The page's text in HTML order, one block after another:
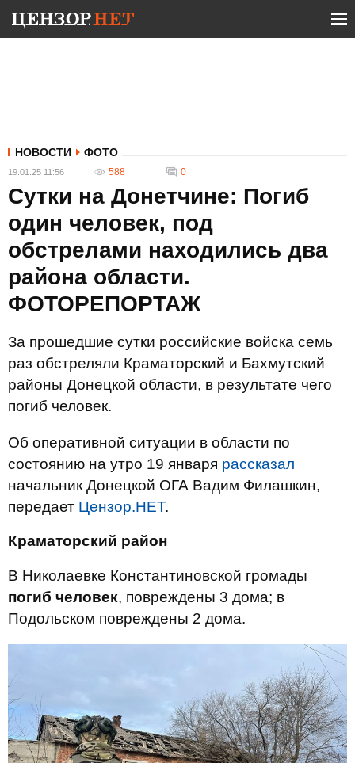
НОВОСТИ ФОТО
19.01.25 11:56 588 0
Сутки на Донетчине: Погиб
один человек, под
обстрелами находились два
района области.
ФОТОРЕПОРТАЖ
За прошедшие сутки российские войска семь
раз обстреляли Краматорский и Бахмутский
районы Донецкой области, в результате чего
погиб человек.
Об оперативной ситуации в области по
состоянию на утро 19 января рассказал
начальник Донецкой ОГА Вадим Филашкин,
передает Цензор.НЕТ.
Краматорский район
В Николаевке Константиновской громады
погиб человек, повреждены 3 дома; в
Подольском повреждены 2 дома.